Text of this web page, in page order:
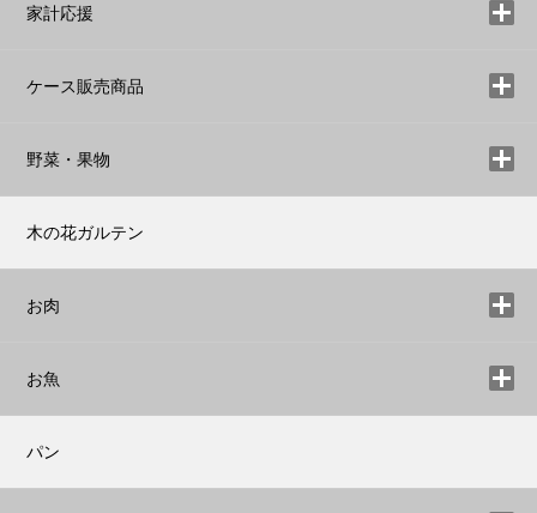
家計応援
ケース販売商品
野菜・果物
木の花ガルテン
お肉
お魚
パン